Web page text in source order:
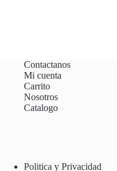
Contactanos
Mi cuenta
Carrito
Nosotros
Catalogo
Politica y Privacidad